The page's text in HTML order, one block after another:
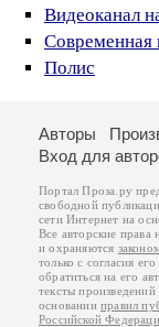
Видеоканал
Современная
Полис
Авторы
Вход для
Портал Проза.ру
свободной
сети Интернет на
Все авторские права
и охраняются
только с согласия
обратиться на его
тексты
основанииправил
Российской